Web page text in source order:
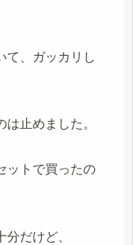
て、ガッカリし
止めました。
ットで買ったの
だけど、